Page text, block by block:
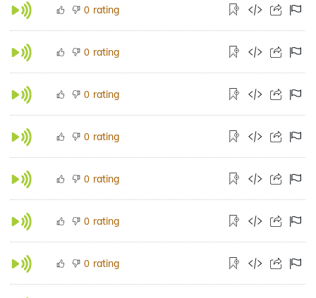
0 rating
0 rating
0 rating
0 rating
0 rating
0 rating
0 rating